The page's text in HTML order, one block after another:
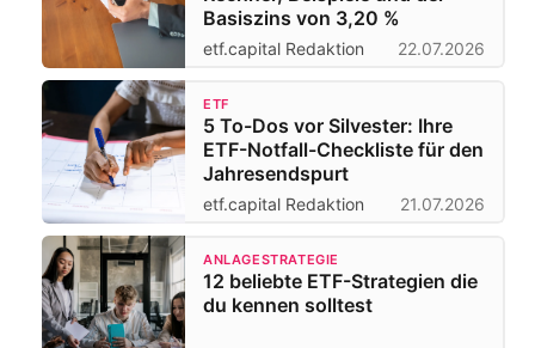
Basiszins von 3,20 %
etf.capital Redaktion 22.07.2026
ETF
5 To-Dos vor Silvester: Ihre
ETF-Notfall-Checkliste für den
Jahresendspurt
etf.capital Redaktion 21.07.2026
ANLAGESTRATEGIE
12 beliebte ETF-Strategien die
du kennen solltest